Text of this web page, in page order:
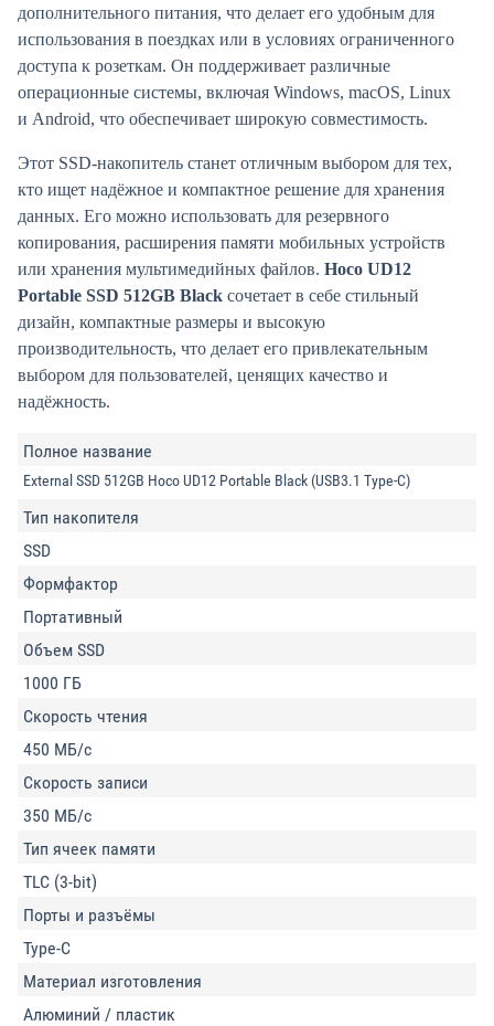
дополнительного питания, что делает его удобным для
использования в поездках или в условиях ограниченного
доступа к розеткам. Он поддерживает различные
операционные системы, включая Windows, macOS, Linux
и Android, что обеспечивает широкую совместимость.
Этот SSD-накопитель станет отличным выбором для тех,
кто ищет надёжное и компактное решение для хранения
данных. Его можно использовать для резервного
копирования, расширения памяти мобильных устройств
или хранения мультимедийных файлов. Hoco UD12
Portable SSD 512GB Black сочетает в себе стильный
дизайн, компактные размеры и высокую
производительность, что делает его привлекательным
выбором для пользователей, ценящих качество и
надёжность.
Полное название
External SSD 512GB Hoco UD12 Portable Black (USB3.1 Type-C)
Тип накопителя
SSD
Формфактор
Портативный
Объем SSD
1000 ГБ
Скорость чтения
450 МБ/с
Скорость записи
350 МБ/с
Тип ячеек памяти
TLC (3-bit)
Порты и разъёмы
Type-C
Материал изготовления
Алюминий / пластик